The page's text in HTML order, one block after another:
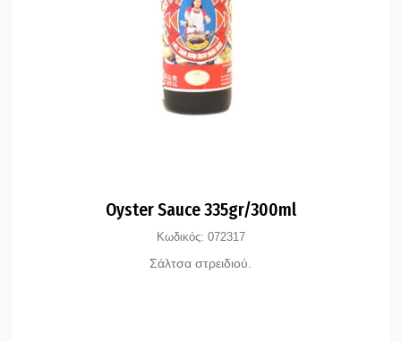
Oyster Sauce 335gr/300ml
Κωδικός: 072317
Σάλτσα στρειδιού.